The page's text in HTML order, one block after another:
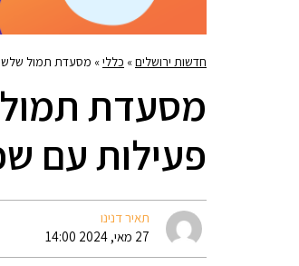
חדשות ירושלים» כללי» מסעדת תמול שלשום מציינת 30 שנות פעילות
פעילות עם
תאיר דנינו
27 מאי, 2024 14:00